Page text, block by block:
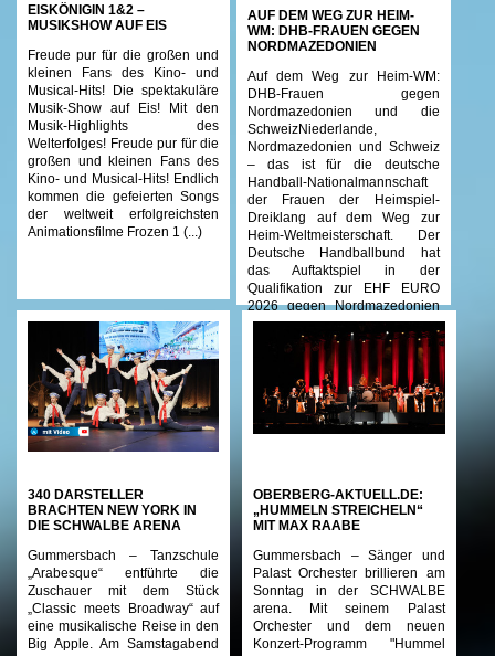
EISKÖNIGIN 1&2 –
MUSIKSHOW AUF EIS
Freude pur für die großen und
kleinen Fans des Kino- und
Musical-Hits! Die spektakuläre
Musik-Show auf Eis! Mit den
Musik-Highlights des
Welterfolges! Freude pur für die
großen und kleinen Fans des
Kino- und Musical-Hits! Endlich
kommen die gefeierten Songs
der weltweit erfolgreichsten
Animationsfilme Frozen 1 (...)
AUF DEM WEG ZUR HEIM-
WM: DHB-FRAUEN GEGEN
NORDMAZEDONIEN
Auf dem Weg zur Heim-WM:
DHB-Frauen gegen
Nordmazedonien und die
SchweizNiederlande,
Nordmazedonien und Schweiz
– das ist für die deutsche
Handball-Nationalmannschaft
der Frauen der Heimspiel-
Dreiklang auf dem Weg zur
Heim-Weltmeisterschaft. Der
Deutsche Handballbund hat
das Auftaktspiel in der
Qualifikation zur EHF EURO
2026 gegen Nordmazedonien
(...)
340 DARSTELLER
BRACHTEN NEW YORK IN
DIE SCHWALBE ARENA
Gummersbach – Tanzschule
„Arabesque“ entführte die
Zuschauer mit dem Stück
„Classic meets Broadway“ auf
eine musikalische Reise in den
Big Apple. Am Samstagabend
OBERBERG-AKTUELL.DE:
„HUMMELN STREICHELN“
MIT MAX RAABE
Gummersbach – Sänger und
Palast Orchester brillieren am
Sonntag in der SCHWALBE
arena. Mit seinem Palast
Orchester und dem neuen
Konzert-Programm "Hummel